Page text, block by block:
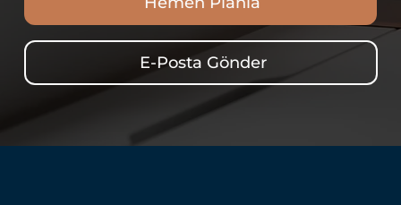
E-Posta Gönder